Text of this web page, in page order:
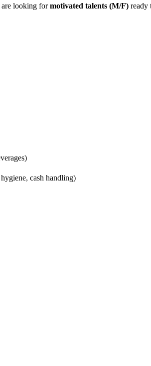
are looking formotivated talents (M/F) ready
cash handling)